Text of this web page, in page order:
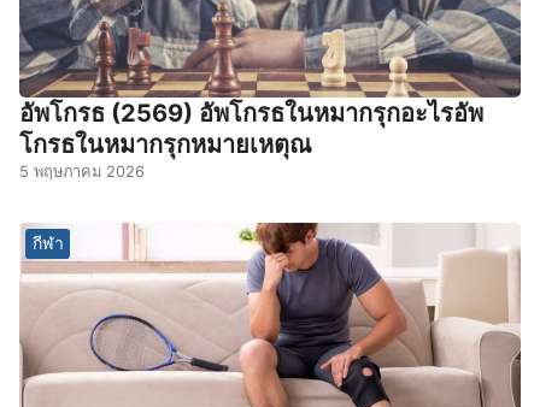
อัพโกรธ (2569) อัพโกรธในหมากรุกอะไรอัพ
โกรธในหมากรุกหมายเหตุณ
5 พฤษภาคม 2026
กีฬา